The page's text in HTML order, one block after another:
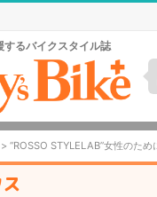
するバイクスタイル誌
> “ROSSO STYLELAB”女性のためにデザイン